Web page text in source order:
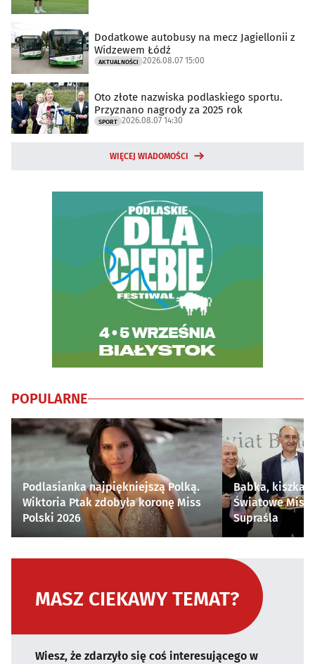
Dodatkowe autobusy na mecz Jagiellonii z
Widzewem Łódź
AKTUALNOŚCI 2026.08.07 15:00
Oto złote nazwiska podlaskiego sportu.
Przyznano nagrody za 2025 rok
SPORT 2026.08.07 14:30
WIĘCEJ WIADOMOŚCI
POPULARNE
Podlasianka najpiękniejszą Polką.
Wiktoria Ptak zdobyła koronę Miss
Polski 2026
Babka, kiszka i
Światowe
Supraśla
MASZ CIEKAWY TEMAT?
Wiesz, że zdarzyło się coś interesującego w